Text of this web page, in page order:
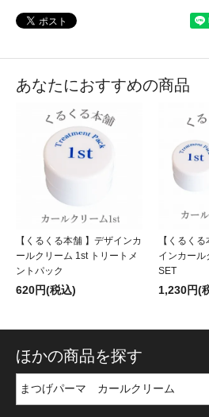
あなたにおすすめの商品
【くるくる本舗 】デザインカ
ールクリーム 1st トリートメ
ントパック
620円(税込)
【くるく
インカール
SET
1,230円(
ほかの商品を探す